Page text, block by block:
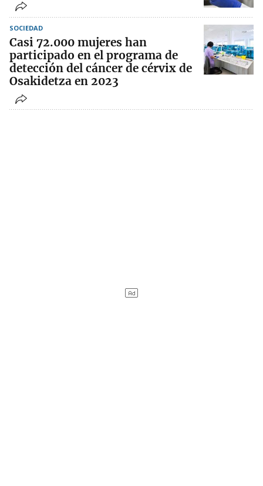
SOCIEDAD
Casi 72.000 mujeres han
participado en el programa de
detección del cáncer de cérvix de
Osakidetza en 2023